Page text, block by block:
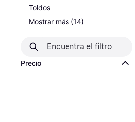
Toldos
Mostrar más (14)
Precio